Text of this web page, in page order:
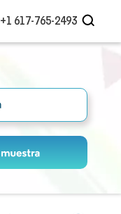
+1 617-765-2493